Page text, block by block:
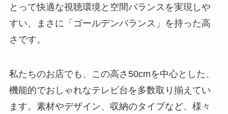
とって快適な視聴環境と空間バランスを実現しや
すい、まさに「ゴールデンバランス」を持った高
さです。
私たちのお店でも、この高さ50cmを中心とした、
機能的でおしゃれなテレビ台を多数取り揃えてい
ます。素材やデザイン、収納のタイプなど、様々